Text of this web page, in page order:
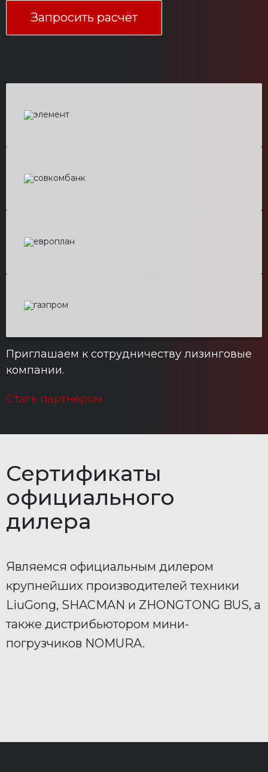
Запросить расчёт
Приглашаем к сотрудничеству лизинговые
компании.
Стать партнером
Сертификаты
официального
дилера
Являемся официальным дилером
крупнейших производителей техники
LiuGong, SHACMAN и ZHONGTONG BUS, а
также дистрибьютором мини-
погрузчиков NOMURA.